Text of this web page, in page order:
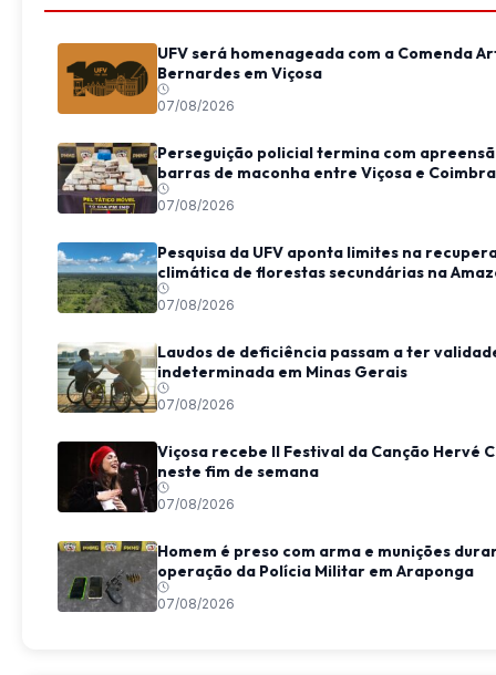
UFV será homenageada com a Comenda
Bernardes em Viçosa
07/08/2026
Perseguição policial termina com
barras de maconha entre Viçosa e Coimbra
07/08/2026
Pesquisa da UFV aponta limites na
climática de florestas secundárias na
07/08/2026
Laudos de deficiência passam a ter
indeterminada em Minas Gerais
07/08/2026
Viçosa recebe II Festival da Canção Hervé
neste fim de semana
07/08/2026
Homem é preso com arma e munições
operação da Polícia Militar em Araponga
07/08/2026